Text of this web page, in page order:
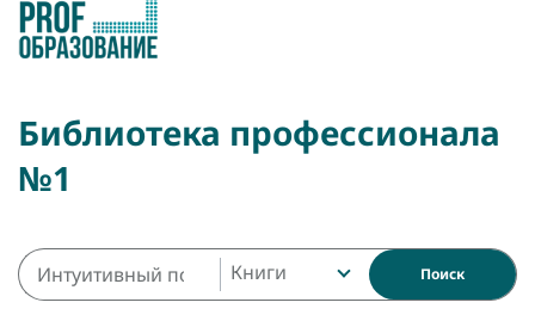
Библиотека профессионала
№1
Книги Поиск